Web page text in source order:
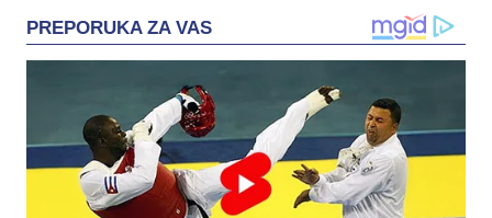
PREPORUKA ZA VAS